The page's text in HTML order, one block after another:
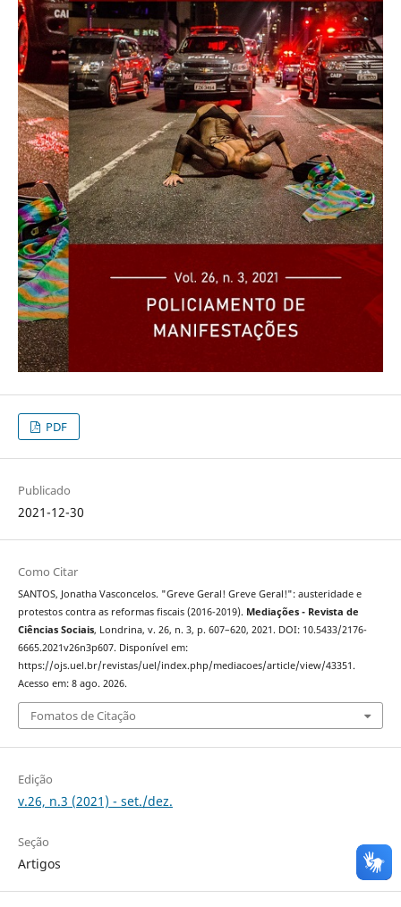
PDF
Publicado
2021-12-30
Como Citar
SANTOS, Jonatha Vasconcelos. "Greve Geral! Greve Geral!": austeridade e
protestos contra as reformas fiscais (2016-2019). Mediações - Revista de
Ciências Sociais, Londrina, v. 26, n. 3, p. 607–620, 2021. DOI: 10.5433/2176-
6665.2021v26n3p607. Disponível em:
https://ojs.uel.br/revistas/uel/index.php/mediacoes/article/view/43351.
Acesso em: 8 ago. 2026.
Fomatos de Citação
Edição
v.26, n.3 (2021) - set./dez.
Seção
Artigos